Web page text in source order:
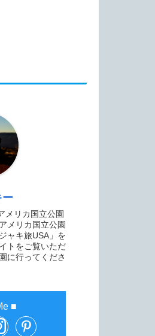
ー
メリカ国立公園
メリカ国立公園
ャキ旅USA」を
トをご覧いただ
に行ってくださ